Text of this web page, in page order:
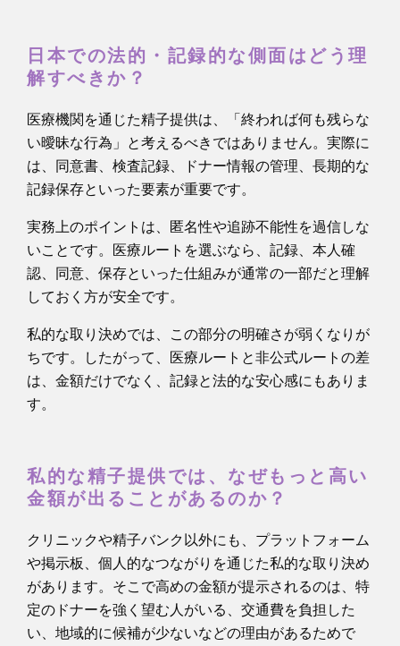
日本での法的・記録的な側面はどう理
解すべきか？
医療機関を通じた精子提供は、「終われば何も残らな
い曖昧な行為」と考えるべきではありません。実際に
は、同意書、検査記録、ドナー情報の管理、長期的な
記録保存といった要素が重要です。
実務上のポイントは、匿名性や追跡不能性を過信しな
いことです。医療ルートを選ぶなら、記録、本人確
認、同意、保存といった仕組みが通常の一部だと理解
しておく方が安全です。
私的な取り決めでは、この部分の明確さが弱くなりが
ちです。したがって、医療ルートと非公式ルートの差
は、金額だけでなく、記録と法的な安心感にもありま
す。
私的な精子提供では、なぜもっと高い
金額が出ることがあるのか？
クリニックや精子バンク以外にも、プラットフォーム
や掲示板、個人的なつながりを通じた私的な取り決め
があります。そこで高めの金額が提示されるのは、特
定のドナーを強く望む人がいる、交通費を負担した
い、地域的に候補が少ないなどの理由があるためで